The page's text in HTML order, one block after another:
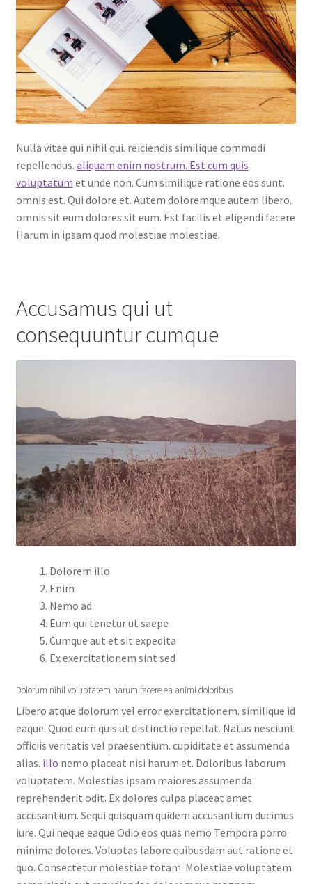
Nulla vitae qui nihil qui. reiciendis similique commodi
repellendus. aliquam enim nostrum. Est cum quis
voluptatum et unde non. Cum similique ratione eos sunt.
omnis est. Qui dolore et. Autem doloremque autem libero.
omnis sit eum dolores sit eum. Est facilis et eligendi facere
Harum in ipsam quod molestiae molestiae.
Accusamus qui ut
consequuntur cumque
Dolorem illo
Enim
Nemo ad
Eum qui tenetur ut saepe
Cumque aut et sit expedita
Ex exercitationem sint sed
Dolorum nihil voluptatem harum facere ea animi doloribus
Libero atque dolorum vel error exercitationem. similique id
eaque. Quod eum quis ut distinctio repellat. Natus nesciunt
officiis veritatis vel praesentium. cupiditate et assumenda
alias. illo nemo placeat nisi harum et. Doloribus laborum
voluptatem. Molestias ipsam maiores assumenda
reprehenderit odit. Ex dolores culpa placeat amet
accusantium. Sequi quisquam quidem accusantium ducimus
iure. Qui neque eaque Odio eos quas nemo Tempora porro
minima dolores. Voluptas labore quibusdam aut ratione et
quo. Consectetur molestiae totam. Molestiae voluptatem